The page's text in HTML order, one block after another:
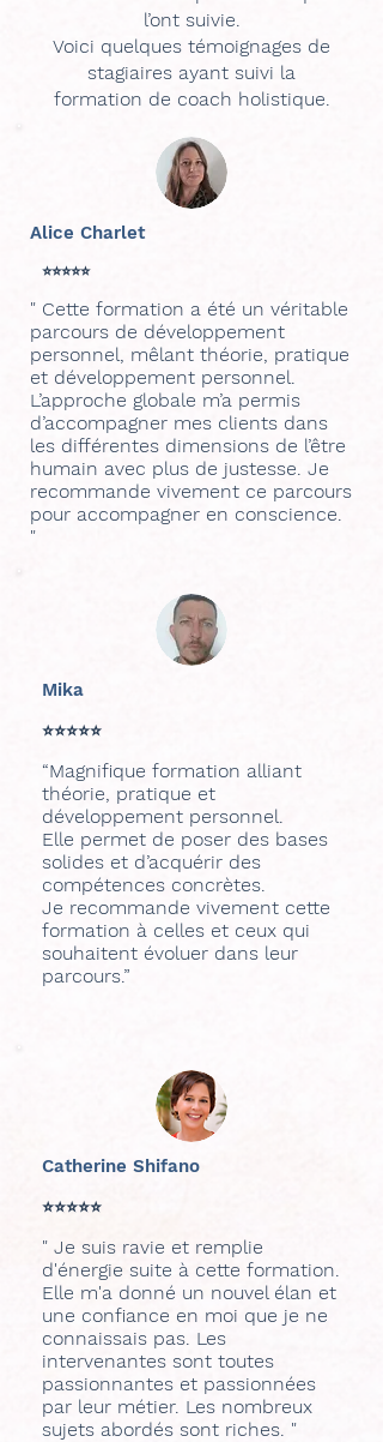
l’ont suivie.
Voici quelques témoignages de
stagiaires ayant suivi la
formation de coach holistique.
Alice Charlet
⭐⭐⭐⭐⭐
" Cette formation a été un véritable
parcours de développement
personnel, mêlant théorie, pratique
et développement personnel.
L’approche globale m’a permis
d’accompagner mes clients dans
les différentes dimensions de l’être
humain avec plus de justesse. Je
recommande vivement ce parcours
pour accompagner en conscience.
"
Mika
⭐⭐⭐⭐⭐
“Magnifique formation alliant
théorie, pratique et
développement personnel.
Elle permet de poser des bases
solides et d’acquérir des
compétences concrètes.
Je recommande vivement cette
formation à celles et ceux qui
souhaitent évoluer dans leur
parcours.”
Catherine Shifano
⭐⭐⭐⭐⭐
" Je suis ravie et remplie
d'énergie suite à cette formation.
Elle m'a donné un nouvel élan et
une confiance en moi que je ne
connaissais pas. Les
intervenantes sont toutes
passionnantes et passionnées
par leur métier. Les nombreux
sujets abordés sont riches. "